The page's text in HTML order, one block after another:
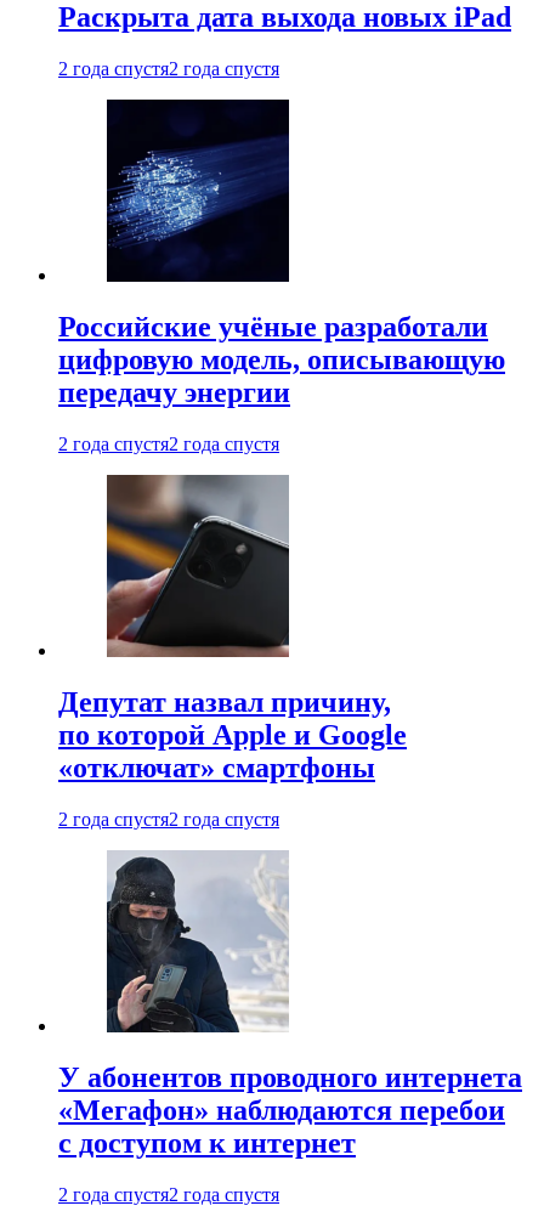
Раскрыта дата выхода новых iPad
2 года спустя2 года спустя
Российские учёные разработали
цифровую модель, описывающую
передачу энергии
2 года спустя2 года спустя
Депутат назвал причину,
по которой Apple и Google
«отключат» смартфоны
2 года спустя2 года спустя
У абонентов проводного интернета
«Мегафон» наблюдаются перебои
с доступом к интернет
2 года спустя2 года спустя